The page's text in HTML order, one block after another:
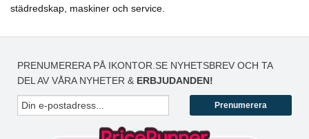
städredskap, maskiner och service.
PRENUMERERA PÅ IKONTOR.SE NYHETSBREV OCH TA
DEL AV VÅRA NYHETER & ERBJUDANDEN!
Prenumerera